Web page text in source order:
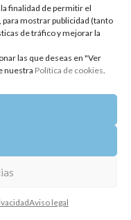
finalidad de permitir el
para mostrar publicidad (tanto
de tráfico y mejorar la
las que deseas en "Ver
nuestra Política de cookies.
Aviso legal
Política de cookies